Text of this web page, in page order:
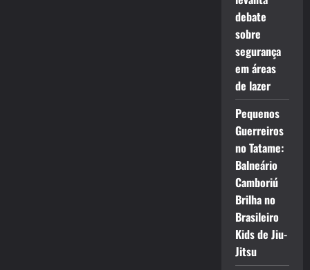
debate
sobre
segurança
em áreas
de lazer
Pequenos
Guerreiros
no Tatame:
Balneário
Camboriú
Brilha no
Brasileiro
Kids de Jiu-
Jitsu